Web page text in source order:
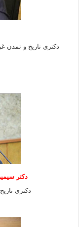
دکتری تاریخ و
دکتر سیمین
دکتری